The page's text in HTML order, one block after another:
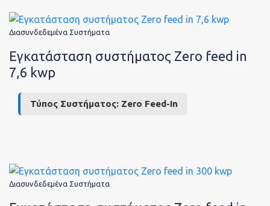
Η
Διασυνδεδεμένα Συστήματα
Εγκατάσταση συστήματος Zero feed in
7,6 kwp
Τύπος Συστήματος: Zero Feed-In
Διασυνδεδεμένα Συστήματα